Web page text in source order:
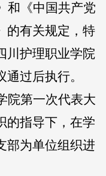
和《中国共产党
的有关规定，特
川护理职业学院
过后执行。
院第一次代表大
的指导下，在学
部为单位组织进